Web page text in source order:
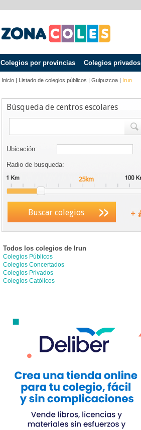
Colegios por provincias Colegios privados
Inicio | Listado de colegios públicos | Guipuzcoa | Irun
Búsqueda de centros escolares
Ubicación:
Radio de busqueda:
Buscar colegios
Todos los colegios de Irun
Colegios Públicos
Colegios Concertados
Colegios Privados
Colegios Católicos